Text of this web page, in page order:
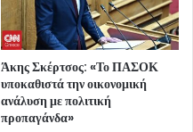
Άκης Σκέρτσος: «Το ΠΑΣΟΚ
υποκαθιστά την οικονομική
ανάλυση με πολιτική
προπαγάνδα»